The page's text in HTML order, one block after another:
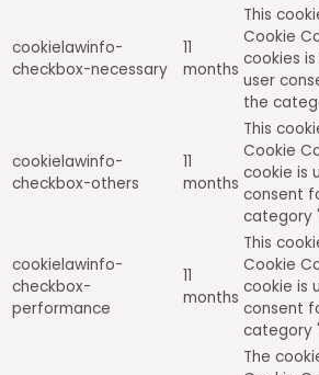
cookielawinfo-
checkbox-necessary
11
months
This
Cookie
cookies
user
the
cookielawinfo-
checkbox-others
11
months
This
Cookie
cookie is
consent
category
cookielawinfo-
checkbox-
performance
11
months
This
Cookie
cookie is
consent
category
The